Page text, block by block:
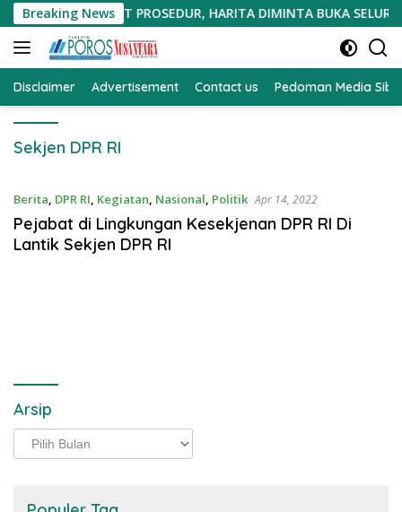
Langsung
ke
konten
Breaking News
DIDUGA CACAT PROSEDUR, HARITA DIMINTA BUKA
Disclaimer Advertisement Contact us Pedoman Media
Sekjen DPR RI
Berita, DPR RI, Kegiatan, Nasional, Politik Apr 14, 2022
Pejabat di Lingkungan Kesekjenan DPR RI Di
Lantik Sekjen DPR RI
Arsip
Arsip